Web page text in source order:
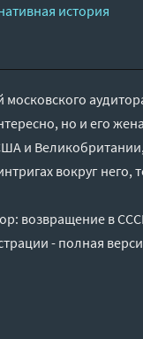
история
но и его
и
вокруг него,
возвращение в
- полная